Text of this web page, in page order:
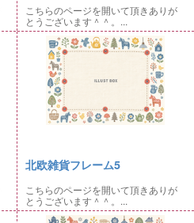
こちらのページを開いて頂きありが
とうございます＾＾。...
北欧雑貨フレーム5
こちらのページを開いて頂きありが
とうございます＾＾。...